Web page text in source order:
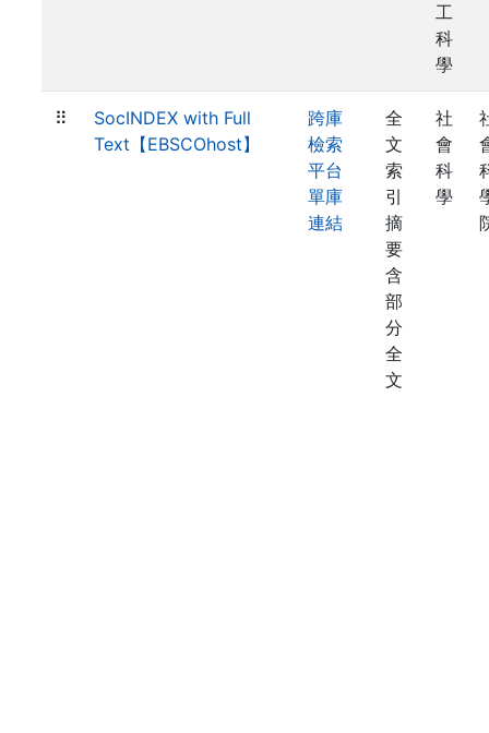
工
科
學
⠿
SocINDEX with Full
Text【EBSCOhost】
跨庫
檢索
平台
單庫
連結
全
文
索
引
摘
要
含
部
分
全
文
社
會
科
學